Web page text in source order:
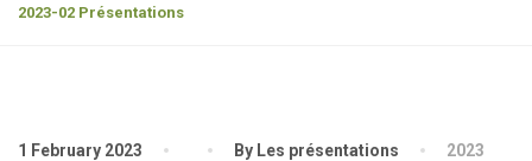
2023-02 Présentations
1 February 2023 By Les présentations
2023